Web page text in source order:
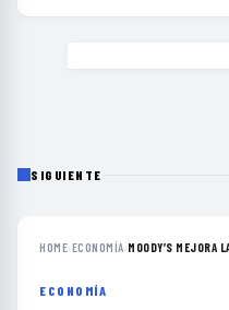
SIGUIENTE
HOME›ECONOMÍA›MOODY’S MEJORA
ECONOMÍA